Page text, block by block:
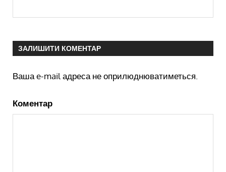
ЗАЛИШИТИ КОМЕНТАР
Ваша e-mail адреса не оприлюднюватиметься.
Коментар